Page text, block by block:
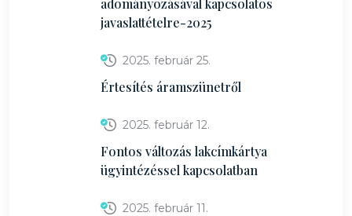
adományozásával kapcsolatos
javaslattételre-2025
2025. február 25.
Értesítés áramszünetről
2025. február 12.
Fontos változás lakcímkártya
ügyintézéssel kapcsolatban
2025. február 11.